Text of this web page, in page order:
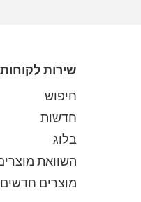
שירות לקוחות
חיפוש
חדשות
בלוג
השוואת
מוצרים חדשים